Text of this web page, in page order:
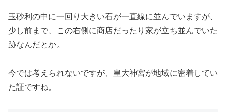
玉砂利の中に一回り大きい石が一直線に並んでいますが、
少し前まで、この右側に商店だったり家が立ち並んでいた
跡なんだとか。
今では考えられないですが、皇大神宮が地域に密着してい
た証ですね。